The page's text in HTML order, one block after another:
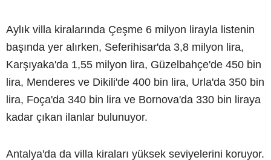
Aylık villa kiralarında Çeşme 6 milyon lirayla listenin
başında yer alırken, Seferihisar'da 3,8 milyon lira,
Karşıyaka'da 1,55 milyon lira, Güzelbahçe'de 450 bin
lira, Menderes ve Dikili'de 400 bin lira, Urla'da 350 bin
lira, Foça'da 340 bin lira ve Bornova'da 330 bin liraya
kadar çıkan ilanlar bulunuyor.
Antalya'da da villa kiraları yüksek seviyelerini koruyor.